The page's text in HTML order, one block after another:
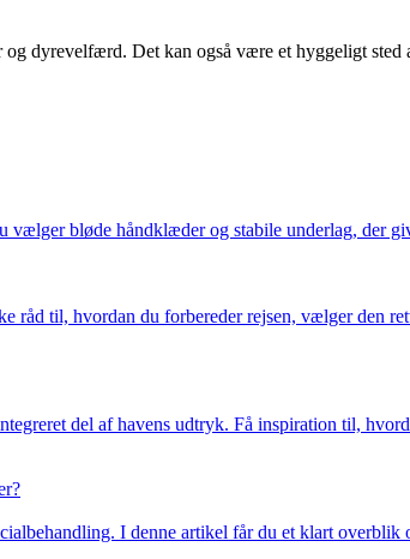
dyrevelfærd. Det kan også være et hyggeligt
bløde håndklæder og stabile underlag, der
råd til, hvordan du forbereder rejsen, vælger den
del af havens udtryk. Få inspiration til,
I denne artikel får du et klart